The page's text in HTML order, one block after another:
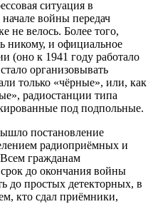
ситуация в
начале войны передач
не велось. Более того,
никому, и официальное
(оно к 1941 году работало
организовывать
только «чёрные», или, как
радиостанции типа
под подпольные.
постановление
радиоприёмных и
гражданам
до окончания войны
до простых детекторных, в
кто сдал приёмники,